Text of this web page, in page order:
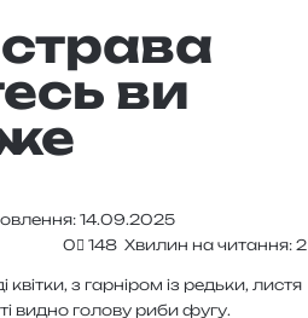
ви
14.09.2025
0
148 Хвилин на читання: 2